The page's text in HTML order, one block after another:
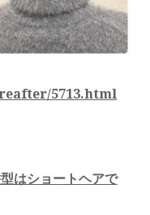
5713.html
はショートヘアで